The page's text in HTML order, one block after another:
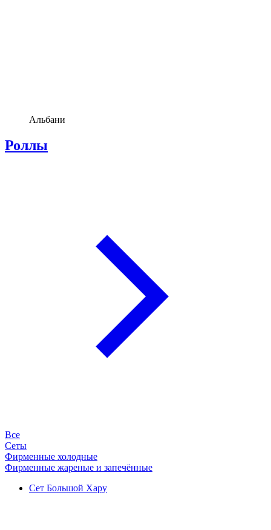
Альбани
Роллы
Все
Сеты
Фирменные холодные
Фирменные жареные и запечённые
Сет Большой Хару